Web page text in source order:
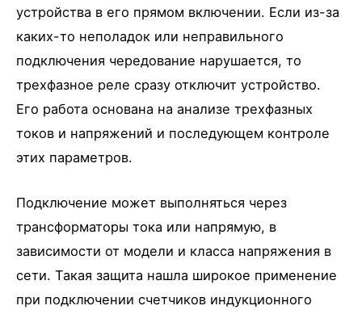
устройства в его прямом включении. Если из-за
каких-то неполадок или неправильного
подключения чередование нарушается, то
трехфазное реле сразу отключит устройство.
Его работа основана на анализе трехфазных
токов и напряжений и последующем контроле
этих параметров.
Подключение может выполняться через
трансформаторы тока или напрямую, в
зависимости от модели и класса напряжения в
сети. Такая защита нашла широкое применение
при подключении счетчиков индукционного